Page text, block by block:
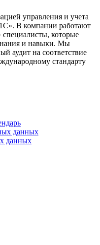
управления и учета
В компании работают
которые
и навыки. Мы
аудит на соответствие
стандарту
данных
данных